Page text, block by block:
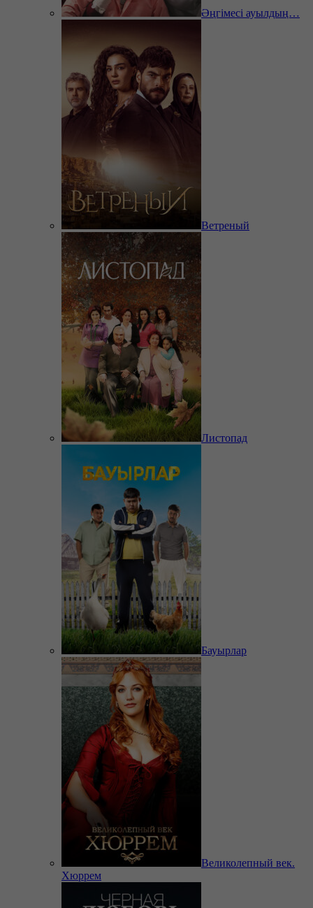
Әңгімесі ауылдың…
Ветреный
Листопад
Бауырлар
Великолепный век.
Хюррем